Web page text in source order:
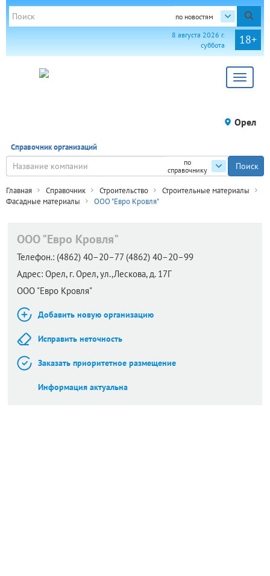
по новостям
18+
8 августа 2026 г.
суббота
Toggle
Орел
Справочник организаций
по
справочнику
Главная Справочник Строительство
Строительные материалы
Фасадные материалы
ООО "Евро Кровля"
ООО "Евро Кровля"
Телефон.: (4862) 40–20–77 (4862) 40–20–99
Адрес: Орел, г. Орел, ул.,Лескова, д. 17Г
ООО "Евро Кровля"
Добавить новую организацию
Исправить неточность
Заказать приоритетное размещение
Информация актуальна